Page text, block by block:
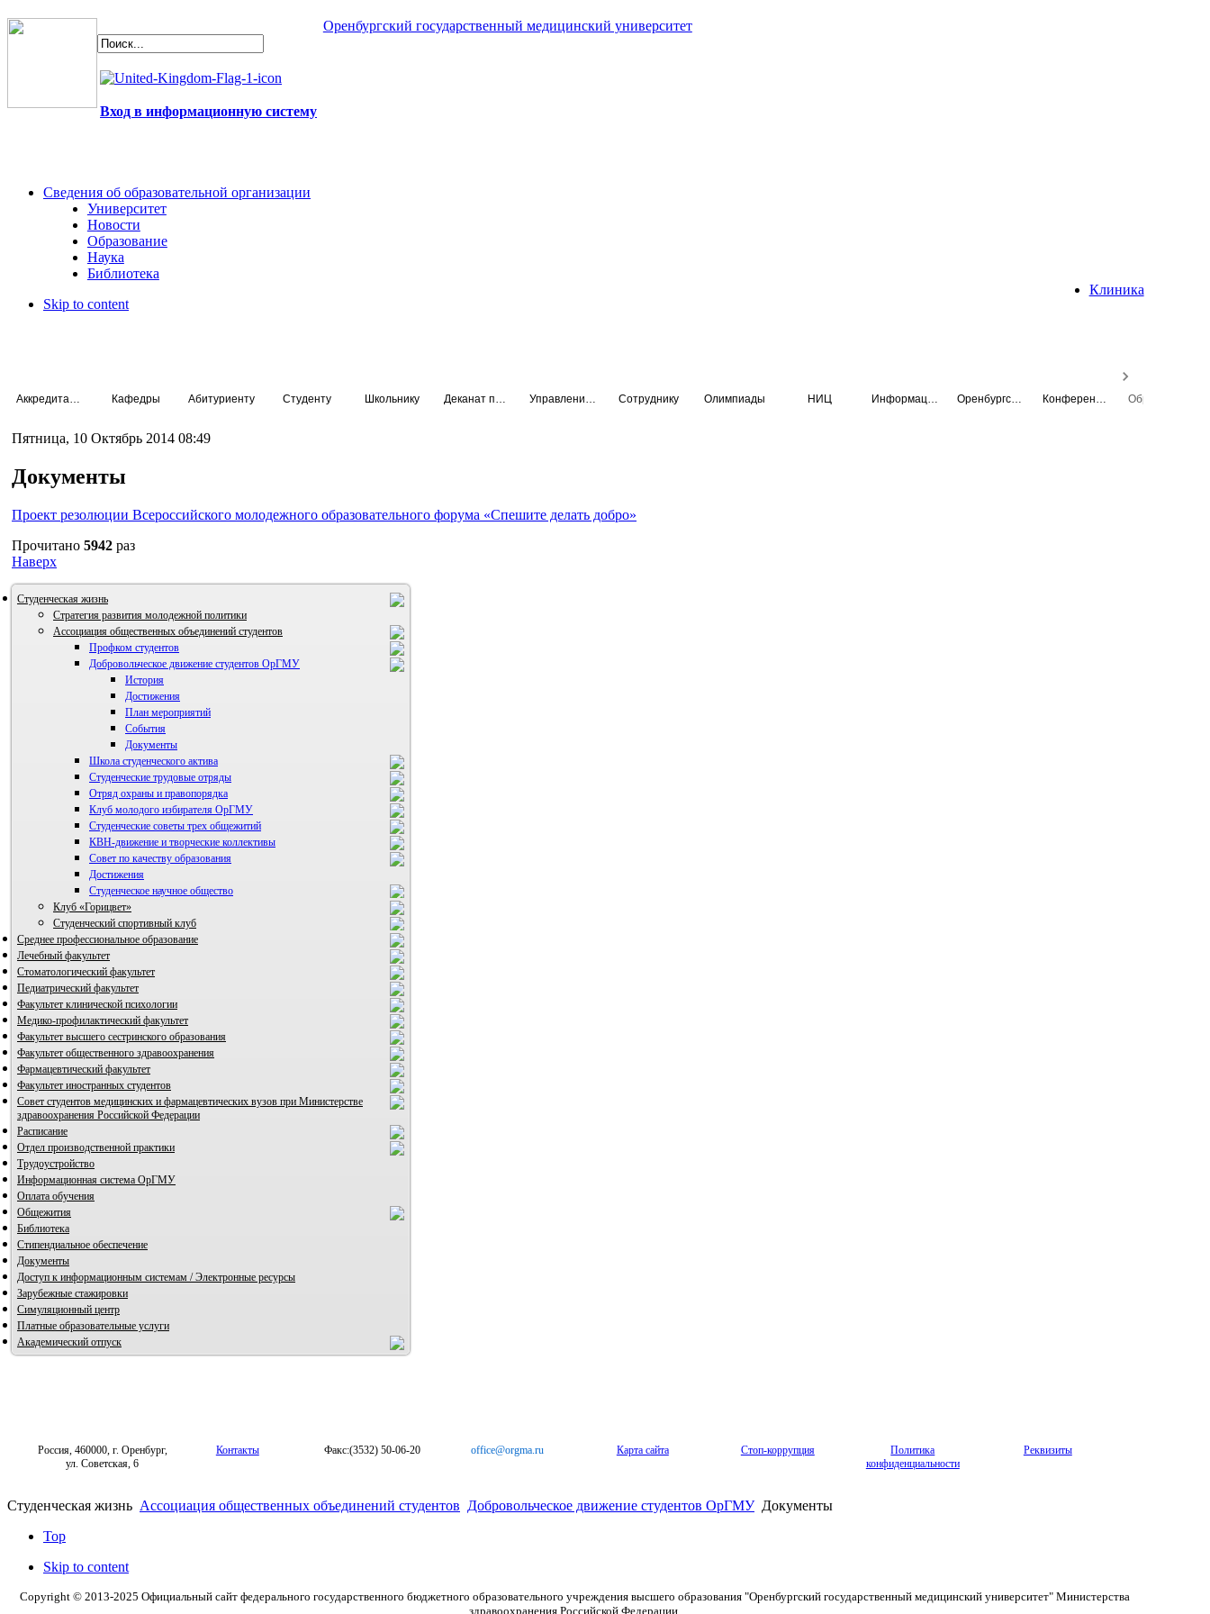
Оренбургский государственный медицинский университет
Вход в информационную систему
Сведения об образовательной организации
Университет
Новости
Образование
Наука
Библиотека
Клиника
Skip to content
Кафедры Абитуриенту Студенту Школьнику Сотруднику Олимпиады НИЦ
Пятница, 10 Октябрь 2014 08:49
Документы
Проект резолюции Всероссийского молодежного образовательного форума «Спешите делать добро»
Прочитано 5942 раз
Наверх
Студенческая жизнь
Стратегия развития молодежной политики
Ассоциация общественных объединений студентов
Профком студентов
Добровольческое движение студентов ОрГМУ
История
Достижения
План мероприятий
События
Документы
Школа студенческого актива
Студенческие трудовые отряды
Отряд охраны и правопорядка
Клуб молодого избирателя ОрГМУ
Студенческие советы трех общежитий
КВН-движение и творческие коллективы
ВИА "Полигон"
Совет по качеству образования
Достижения
Студенческое научное общество
Клуб «Горицвет»
Студенческий спортивный клуб
Среднее профессиональное образование
Лечебный факультет
Стоматологический факультет
Педиатрический факультет
Факультет клинической психологии
Медико-профилактический факультет
Факультет высшего сестринского образования
Факультет общественного здравоохранения
Фармацевтический факультет
Факультет иностранных студентов
Совет студентов медицинских и фармацевтических вузов при Министерстве
здравоохранения Российской Федерации
Расписание
Отдел производственной практики
Трудоустройство
Информационная система ОрГМУ
Оплата обучения
Общежития
Библиотека
Стипендиальное обеспечение
Документы
Доступ к информационным системам / Электронные ресурсы
Зарубежные стажировки
Симуляционный центр
Платные образовательные услуги
Академический отпуск
Россия, 460000, г. Оренбург,
ул. Советская, 6
Контакты Факс:(3532) 50-06-20 office@orgma.ru Карта сайта Стоп-коррупция
Политика
конфиденциальности
Реквизиты
Студенческая жизнь Ассоциация общественных объединений студентов Добровольческое движение студентов ОрГМУ Документы
Top
Skip to content
Copyright © 2013-2025 Официальный сайт федерального государственного бюджетного образовательного учреждения высшего образования "Оренбургский государственный медицинский университет" Министерства
здравоохранения Российской Федерации.